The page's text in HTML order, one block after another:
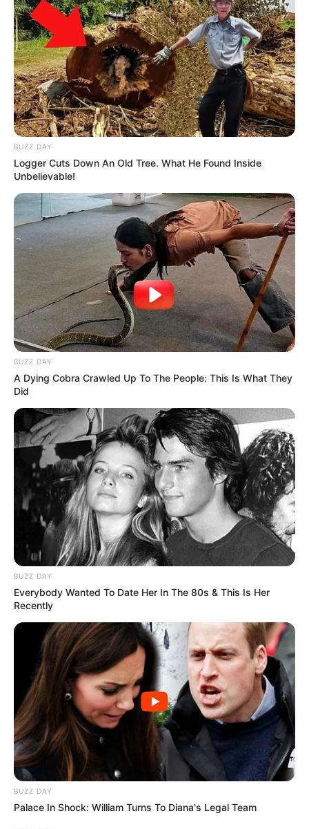
BUZZ DAY
Logger Cuts Down An Old Tree. What He Found Inside
Unbelievable!
BUZZ DAY
A Dying Cobra Crawled Up To The People: This Is What They
Did
BUZZ DAY
Everybody Wanted To Date Her In The 80s & This Is Her
Recently
BUZZ DAY
Palace In Shock: William Turns To Diana's Legal Team